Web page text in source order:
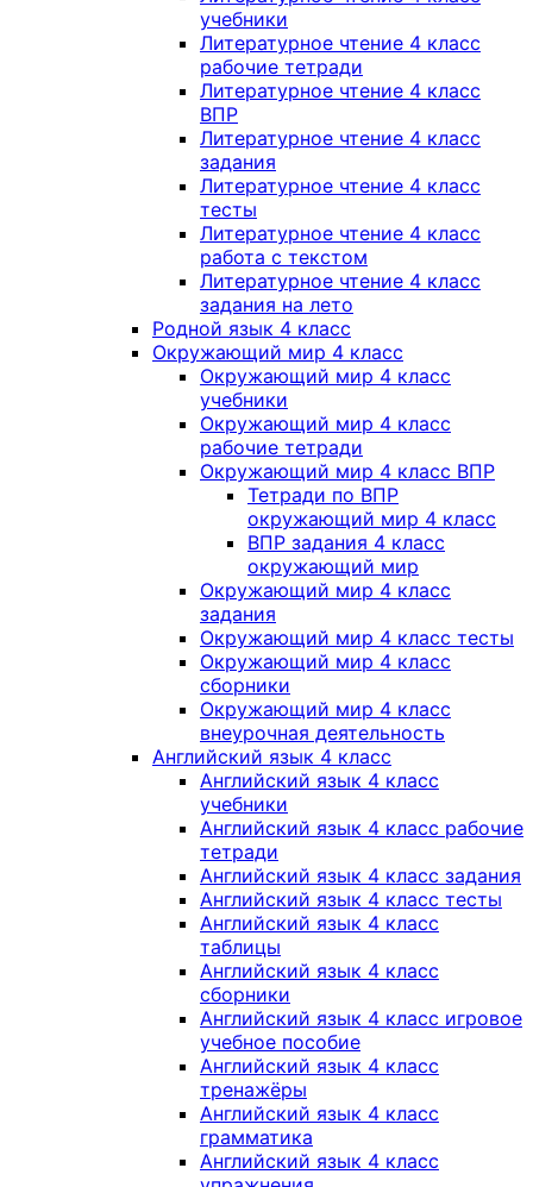
учебники
Литературное чтение 4 класс
рабочие тетради
Литературное чтение 4 класс
ВПР
Литературное чтение 4 класс
задания
Литературное чтение 4 класс
тесты
Литературное чтение 4 класс
работа с текстом
Литературное чтение 4 класс
задания на лето
Родной язык 4 класс
Окружающий мир 4 класс
Окружающий мир 4 класс
учебники
Окружающий мир 4 класс
рабочие тетради
Окружающий мир 4 класс ВПР
Тетради по ВПР
окружающий мир 4 класс
ВПР задания 4 класс
окружающий мир
Окружающий мир 4 класс
задания
Окружающий мир 4 класс тесты
Окружающий мир 4 класс
сборники
Окружающий мир 4 класс
внеурочная деятельность
Английский язык 4 класс
Английский язык 4 класс
учебники
Английский язык 4 класс рабочие
тетради
Английский язык 4 класс задания
Английский язык 4 класс тесты
Английский язык 4 класс
таблицы
Английский язык 4 класс
сборники
Английский язык 4 класс игровое
учебное пособие
Английский язык 4 класс
тренажёры
Английский язык 4 класс
грамматика
Английский язык 4 класс